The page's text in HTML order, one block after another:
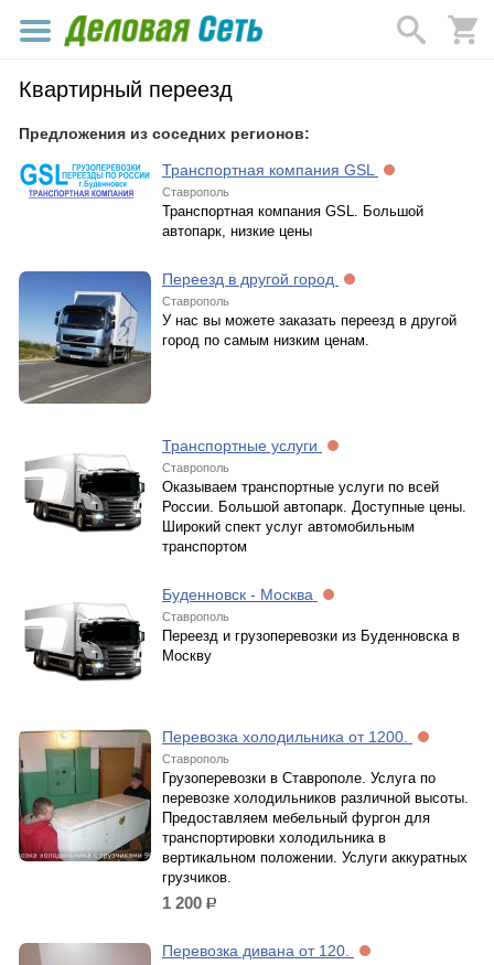
Квартирный переезд
Предложения из соседних регионов:
Транспортная компания GSL
Ставрополь
Транспортная компания GSL. Большой
автопарк, низкие цены
Переезд в другой город
Ставрополь
У нас вы можете заказать переезд в другой
город по самым низким ценам.
Транспортные услуги
Ставрополь
Оказываем транспортные услуги по всей
России. Большой автопарк. Доступные цены.
Широкий спект услуг автомобильным
транспортом
Буденновск - Москва
Ставрополь
Переезд и грузоперевозки из Буденновска в
Москву
Перевозка холодильника от 1200.
Ставрополь
Грузоперевозки в Ставрополе. Услуга по
перевозке холодильников различной высоты.
Предоставляем мебельный фургон для
транспортировки холодильника в
вертикальном положении. Услуги аккуратных
грузчиков.
1 200 р.
Перевозка дивана от 120.